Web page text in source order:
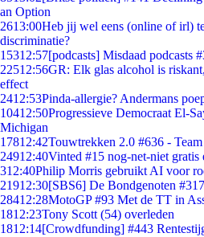
an Option
2613:00Heb jij wel eens (online of irl)
discriminatie?
15312:57[podcasts] Misdaad podcasts
22512:56GR: Elk glas alcohol is
effect
2412:53Pinda-allergie? Andermans
10412:50Progressieve Democraat El-
Michigan
17812:42Touwtrekken 2.0 #636 -
24912:40Vinted #15 nog-net-niet gratis
312:40Philip Morris gebruikt AI voor
21912:30[SBS6] De Bondgenoten
28412:28MotoGP #93 Met de TT in
1812:23Tony Scott (54) overleden
1812:14[Crowdfunding] #443